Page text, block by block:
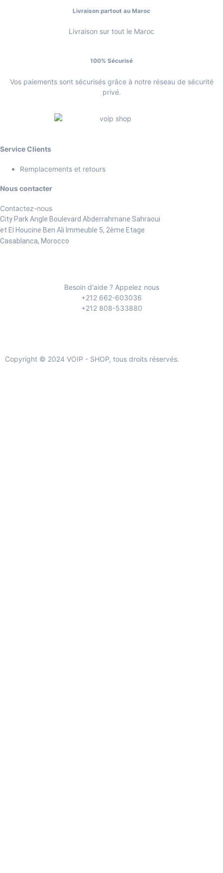
Livraison partout au Maroc
Livraison sur tout le Maroc
100% Sécurisé
Vos paiements sont sécurisés grâce à notre réseau de sécurité
privé.
Service Clients
Remplacements et retours
Nous contacter
Contactez-nous
City Park Angle Boulevard Abderrahmane Sahraoui
et El Houcine Ben Ali Immeuble 5, 2ème Etage
Casablanca, Morocco
Besoin d'aide ? Appelez nous
+212 662-603036
+212 808-533880
Copyright © 2024 VOIP - SHOP, tous droits réservés.